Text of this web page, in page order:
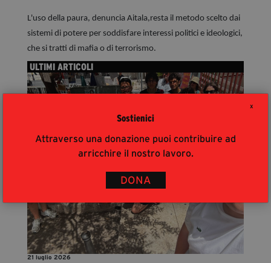
X
Sostienici
Attraverso una donazione puoi contribuire ad
arricchire il nostro lavoro.
DONA
L'uso della paura, denuncia Aitala,resta il metodo scelto dai
sistemi di potere per soddisfare interessi politici e ideologici,
che si tratti di mafia o di terrorismo.
ULTIMI ARTICOLI
21 luglio 2026